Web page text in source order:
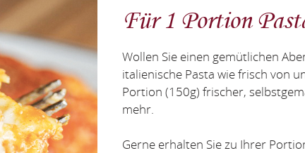
Für 1 Portion
Wollen Sie einen gemütlichen
italienische Pasta wie frisch von
Portion (150g) frischer,
mehr.
Gerne erhalten Sie zu Ihrer